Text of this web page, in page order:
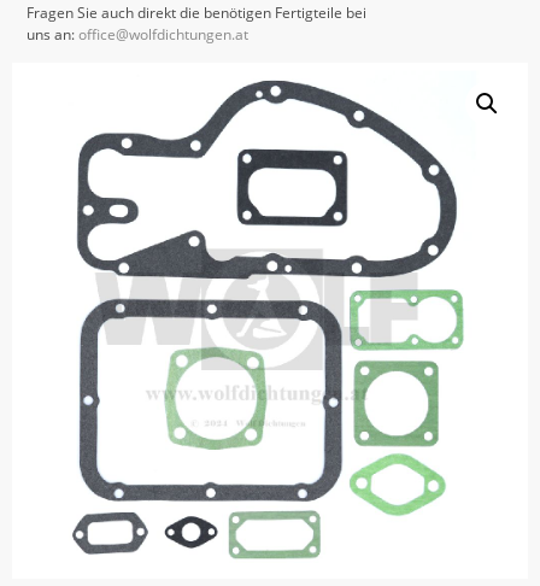
Fragen Sie auch direkt die benötigen Fertigteile bei
uns an:office@wolfdichtungen.at